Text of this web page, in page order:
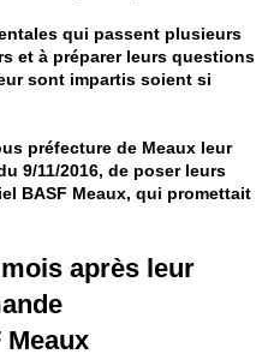
qui passent plusieurs
et à préparer leurs questions
sont impartis soient si
préfecture de Meaux leur
9/11/2016, de poser leurs
BASF Meaux, qui promettait
après leur
Meaux